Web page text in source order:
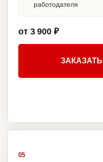
работодателя
от 3 900 ₽
05